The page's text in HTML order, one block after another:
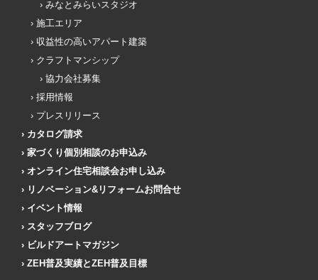
みなとみらいスタジオ
施工エリア
収益性の高いアパート建築
クラフトマンシップ
協力会社募集
採用情報
プレスリリース
カタログ請求
家づくり個別相談のお申込み
オンライン住宅相談会お申し込み
リノベーション&リフォームお問合せ
イベント情報
スタッフブログ
ビルドアートマガジン
ZEH普及実績とZEH普及目標